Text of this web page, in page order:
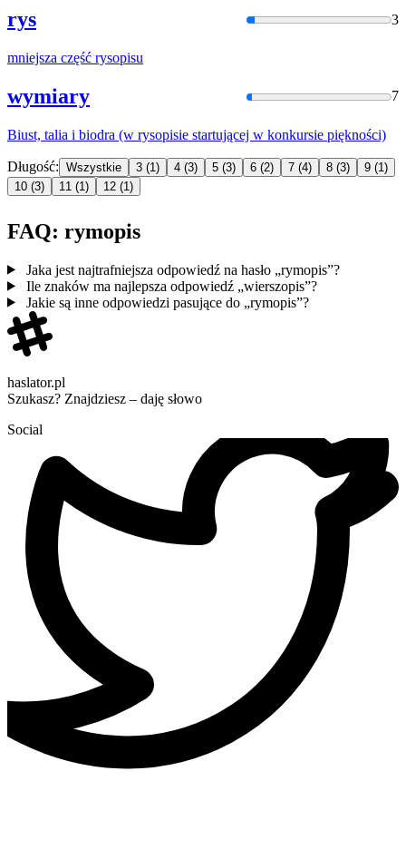
rys 3
mniejsza część rysopisu
wymiary 7
Biust, talia i biodra (w rysopisie startującej w konkursie piękności)
Długość: Wszystkie 3 (1) 4 (3) 5 (3) 6 (2) 7 (4) 8 (3) 9 (1)
10 (3) 11 (1) 12 (1)
FAQ: rymopis
Jaka jest najtrafniejsza odpowiedź na hasło „rymopis”?
Ile znaków ma najlepsza odpowiedź „wierszopis”?
Jakie są inne odpowiedzi pasujące do „rymopis”?
haslator.pl
Szukasz? Znajdziesz – daję słowo
Social